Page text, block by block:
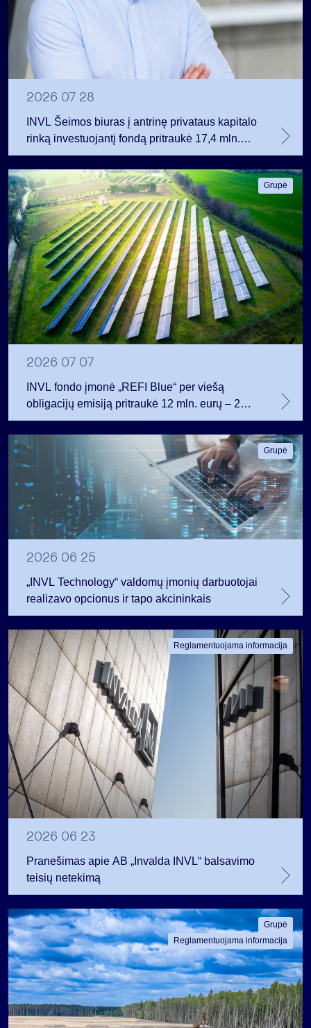
2026 07 28
INVL Šeimos biuras į antrinę privataus kapitalo
rinką investuojantį fondą pritraukė 17,4 mln.
JAV dolerių
Grupė
2026 07 07
INVL fondo įmonė „REFI Blue“ per viešą
obligacijų emisiją pritraukė 12 mln. eurų – 2
mln. daugiau nei planavo
Grupė
2026 06 25
„INVL Technology“ valdomų įmonių darbuotojai
realizavo opcionus ir tapo akcininkais
Reglamentuojama informacija
2026 06 23
Pranešimas apie AB „Invalda INVL“ balsavimo
teisių netekimą
Grupė
Reglamentuojama informacija